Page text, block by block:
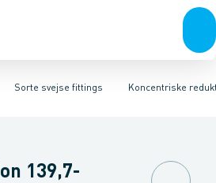
stålGalvaniseret stålPlastIndustri
Sorte svejse fittings
Sorte svejse fittingsSorte
Koncentriske
reduktioner Koncentriske
139,7-